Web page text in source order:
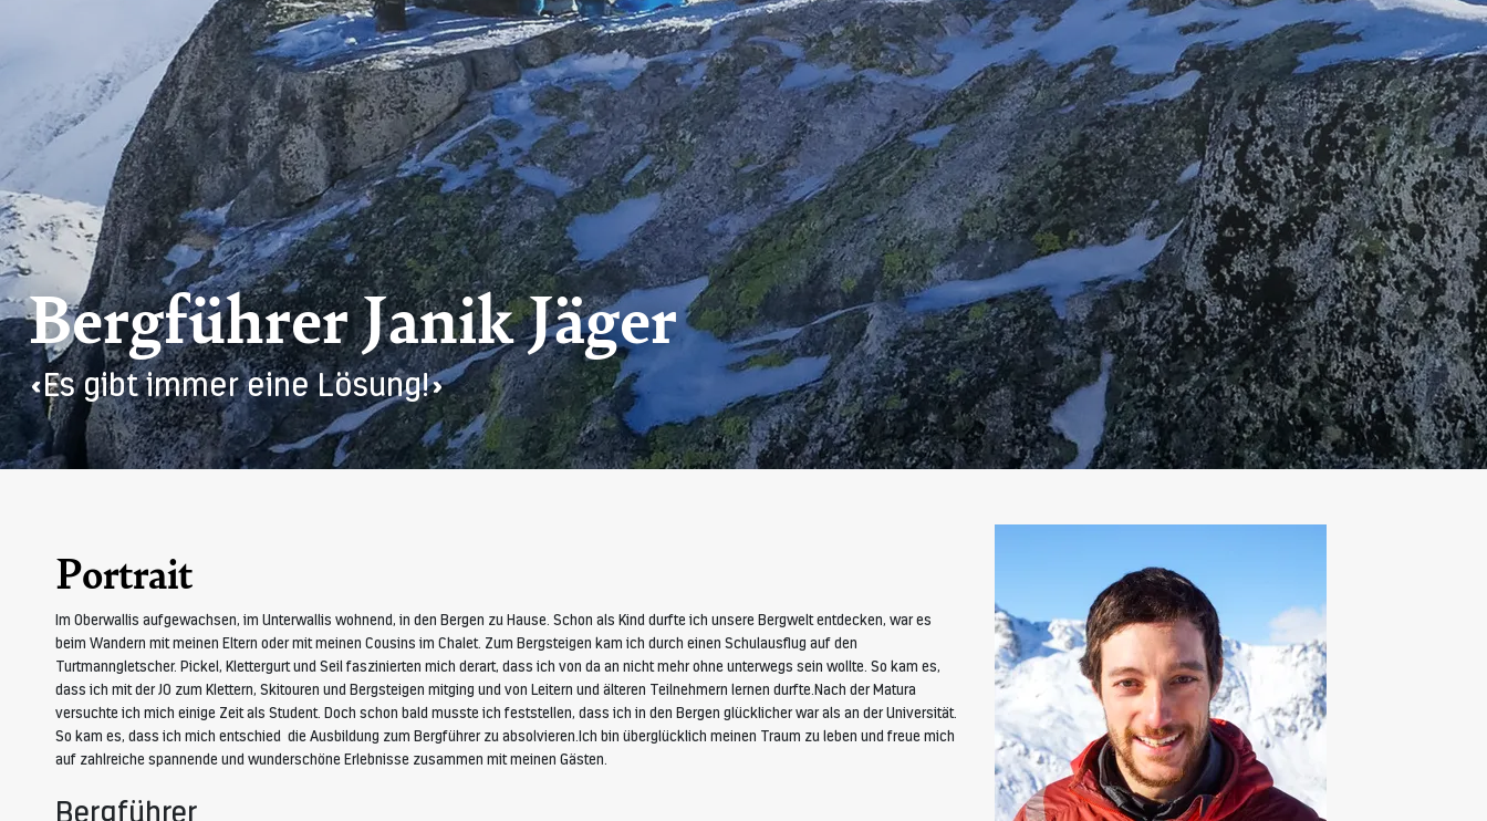
Bergführer Janik Jäger
«Es gibt immer eine Lösung!»
Portrait
Im Oberwallis aufgewachsen, im Unterwallis wohnend, in den Bergen zu Hause. Schon als Kind durfte ich unsere Bergwelt entdecken, war es
beim Wandern mit meinen Eltern oder mit meinen Cousins im Chalet. Zum Bergsteigen kam ich durch einen Schulausflug auf den
Turtmanngletscher. Pickel, Klettergurt und Seil faszinierten mich derart, dass ich von da an nicht mehr ohne unterwegs sein wollte. So kam es,
dass ich mit der JO zum Klettern, Skitouren und Bergsteigen mitging und von Leitern und älteren Teilnehmern lernen durfte.Nach der Matura
versuchte ich mich einige Zeit als Student. Doch schon bald musste ich feststellen, dass ich in den Bergen glücklicher war als an der Universität.
So kam es, dass ich mich entschied die Ausbildung zum Bergführer zu absolvieren.Ich bin überglücklich meinen Traum zu leben und freue mich
auf zahlreiche spannende und wunderschöne Erlebnisse zusammen mit meinen Gästen.
Bergführer